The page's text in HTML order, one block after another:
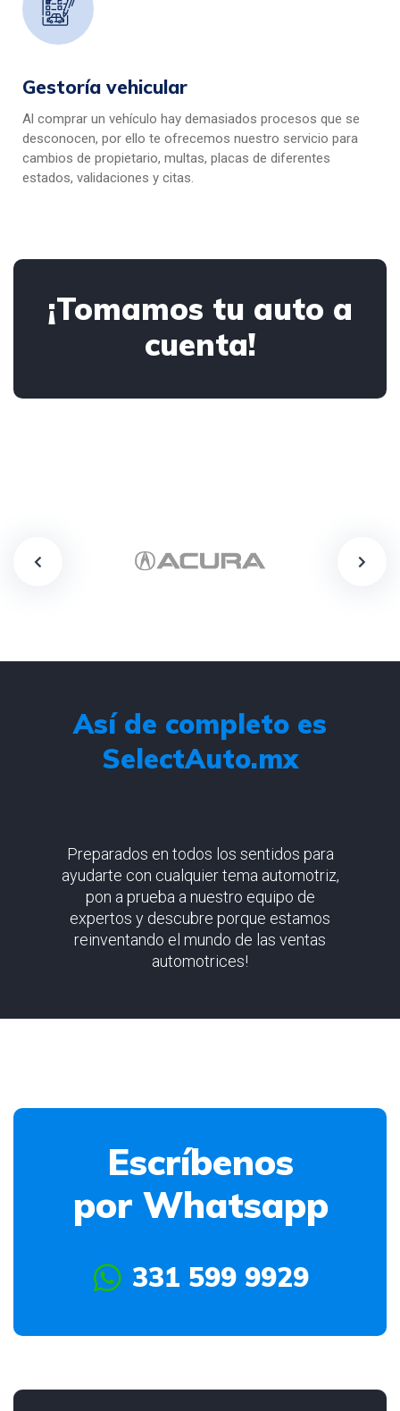
Gestoría vehicular
Al comprar un vehículo hay demasiados procesos que se
desconocen, por ello te ofrecemos nuestro servicio para
cambios de propietario, multas, placas de diferentes
estados, validaciones y citas.
¡Tomamos tu auto a
cuenta!
Así de completo es
SelectAuto.mx
Preparados en todos los sentidos para
ayudarte con cualquier tema automotriz,
pon a prueba a nuestro equipo de
expertos y descubre porque estamos
reinventando el mundo de las ventas
automotrices!
Escríbenos
por Whatsapp
331 599 9929